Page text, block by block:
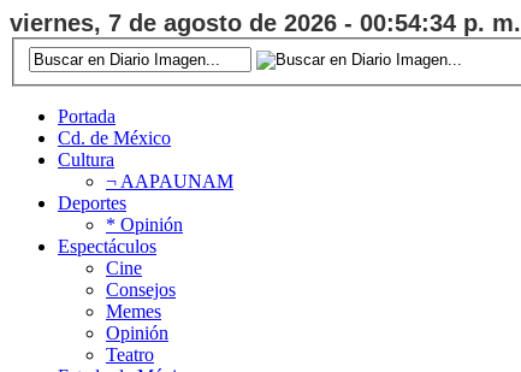
viernes, 7 de agosto de 2026 - 00:54:35 p. m.
Portada
Cd. de México
Cultura
¬ AAPAUNAM
Deportes
* Opinión
Espectáculos
Cine
Consejos
Memes
Opinión
Teatro